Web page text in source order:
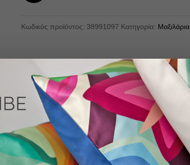
Κωδικός προϊόντος: 38991097 Κατηγορία: Μαξιλάρια